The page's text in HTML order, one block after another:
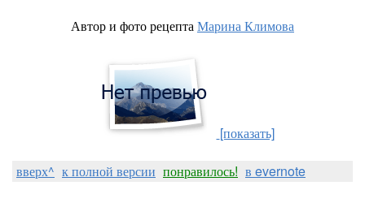
Автор и фото рецептаМарина Климова
[показать]
вверх^ к полной версии понравилось! в evernote